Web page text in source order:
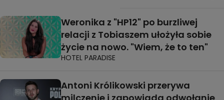
Weronika z "HP12" po burzliwej
relacji z Tobiaszem ułożyła sobie
życie na nowo. "Wiem, że to ten"
HOTEL PARADISE
Antoni Królikowski przerywa